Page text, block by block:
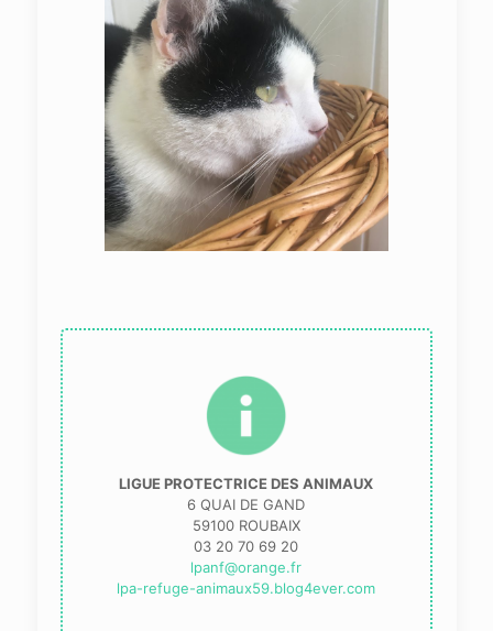
LIGUE PROTECTRICE DES ANIMAUX
6 QUAI DE GAND
59100 ROUBAIX
03 20 70 69 20
lpanf@orange.fr
lpa-refuge-animaux59.blog4ever.com